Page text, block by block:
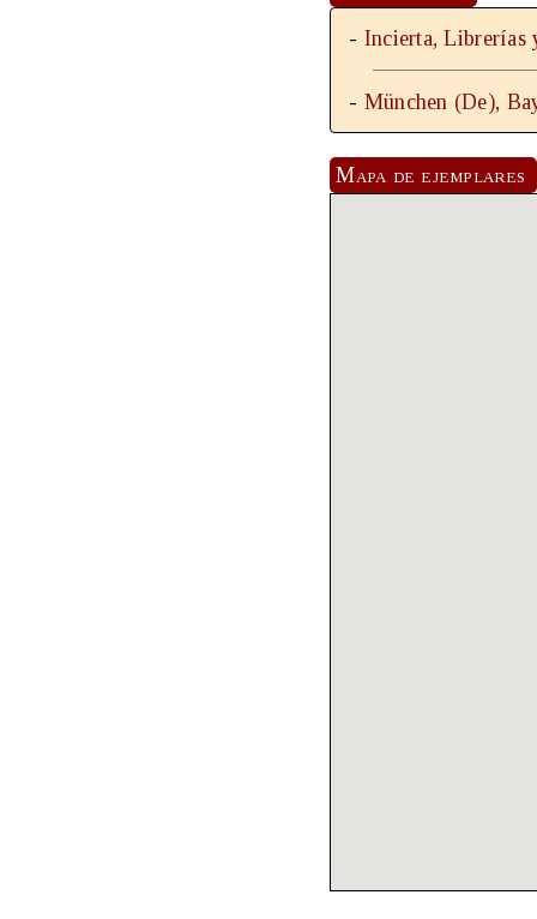
- Incierta, Librerías
- München (De),
Mapa de ejemplares